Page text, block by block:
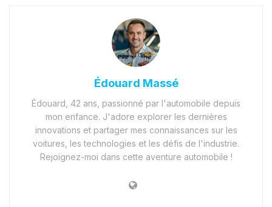
Édouard Massé
Édouard, 42 ans, passionné par l'automobile depuis
mon enfance. J'adore explorer les dernières
innovations et partager mes connaissances sur les
voitures, les technologies et les défis de l'industrie.
Rejoignez-moi dans cette aventure automobile !